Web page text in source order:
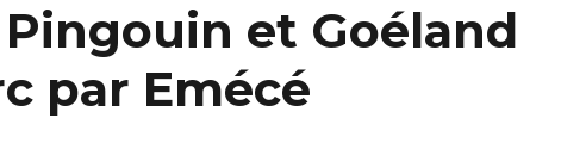
et Goéland
par Emécé